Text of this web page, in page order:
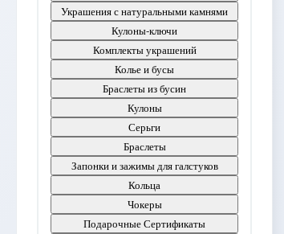
Украшения с натуральными камнями
Кулоны-ключи
Комплекты украшений
Колье и бусы
Браслеты из бусин
Кулоны
Серьги
Браслеты
Запонки и зажимы для галстуков
Кольца
Чокеры
Подарочные Сертификаты